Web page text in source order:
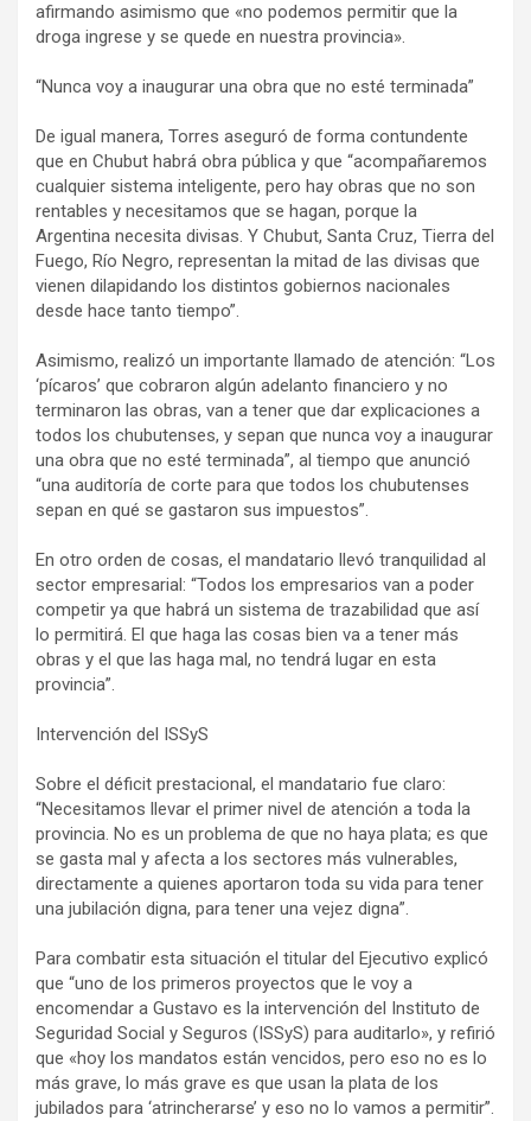
afirmando asimismo que «no podemos permitir que la
droga ingrese y se quede en nuestra provincia».
“Nunca voy a inaugurar una obra que no esté terminada”
De igual manera, Torres aseguró de forma contundente
que en Chubut habrá obra pública y que “acompañaremos
cualquier sistema inteligente, pero hay obras que no son
rentables y necesitamos que se hagan, porque la
Argentina necesita divisas. Y Chubut, Santa Cruz, Tierra del
Fuego, Río Negro, representan la mitad de las divisas que
vienen dilapidando los distintos gobiernos nacionales
desde hace tanto tiempo”.
Asimismo, realizó un importante llamado de atención: “Los
‘pícaros’ que cobraron algún adelanto financiero y no
terminaron las obras, van a tener que dar explicaciones a
todos los chubutenses, y sepan que nunca voy a inaugurar
una obra que no esté terminada”, al tiempo que anunció
“una auditoría de corte para que todos los chubutenses
sepan en qué se gastaron sus impuestos”.
En otro orden de cosas, el mandatario llevó tranquilidad al
sector empresarial: “Todos los empresarios van a poder
competir ya que habrá un sistema de trazabilidad que así
lo permitirá. El que haga las cosas bien va a tener más
obras y el que las haga mal, no tendrá lugar en esta
provincia”.
Intervención del ISSyS
Sobre el déficit prestacional, el mandatario fue claro:
“Necesitamos llevar el primer nivel de atención a toda la
provincia. No es un problema de que no haya plata; es que
se gasta mal y afecta a los sectores más vulnerables,
directamente a quienes aportaron toda su vida para tener
una jubilación digna, para tener una vejez digna”.
Para combatir esta situación el titular del Ejecutivo explicó
que “uno de los primeros proyectos que le voy a
encomendar a Gustavo es la intervención del Instituto de
Seguridad Social y Seguros (ISSyS) para auditarlo», y refirió
que «hoy los mandatos están vencidos, pero eso no es lo
más grave, lo más grave es que usan la plata de los
jubilados para ‘atrincherarse’ y eso no lo vamos a permitir”.